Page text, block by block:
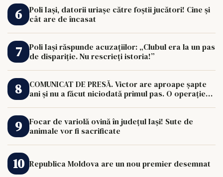
Poli Iași, datorii uriașe către foștii jucători! Cine și
cât are de încasat
Poli Iași răspunde acuzațiilor: „Clubul era la un pas
de dispariție. Nu rescrieți istoria!”
COMUNICAT DE PRESĂ. Victor are aproape șapte
ani și nu a făcut niciodată primul pas. O operație
Focar de variolă ovină în județul Iași! Sute de
animale vor fi sacrificate
Republica Moldova are un nou premier desemnat